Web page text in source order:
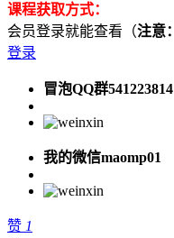
课程获取方式：
会员登录就能查看（注意：
登录
冒泡QQ群541223814
我的微信maomp01
赞 1